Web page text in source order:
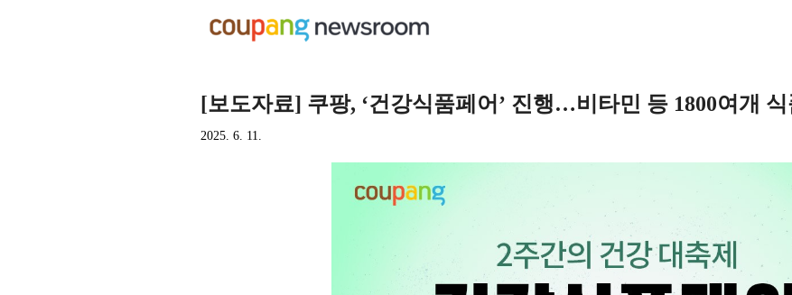
[보도자료] 쿠팡, ‘건강식품페어’ 진행…비타민 등 1800여개
2025. 6. 11.